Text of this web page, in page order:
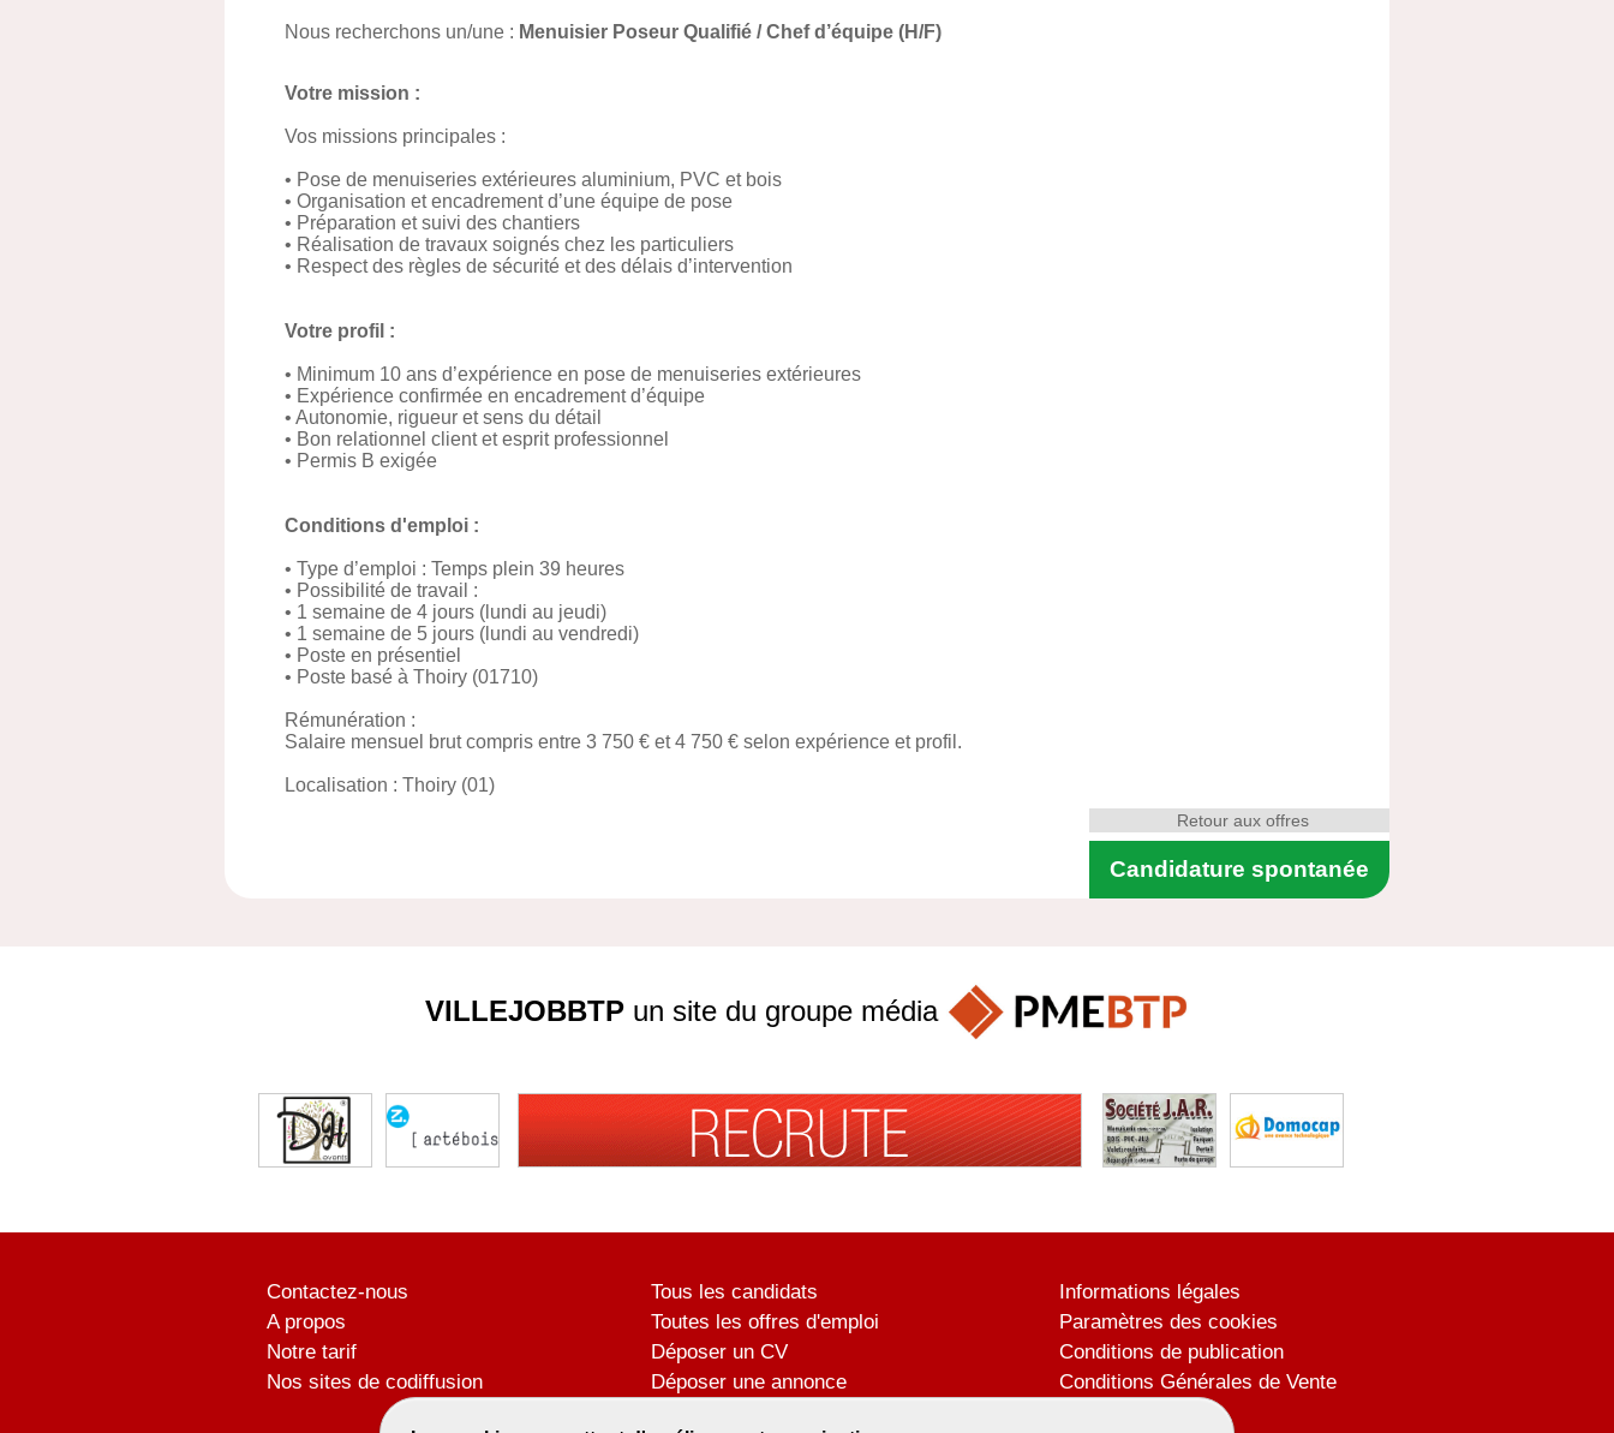
Nous recherchons un/une : Menuisier Poseur Qualifié / Chef d’équipe (H/F)
Votre mission :
Vos missions principales :
• Pose de menuiseries extérieures aluminium, PVC et bois
• Organisation et encadrement d’une équipe de pose
• Préparation et suivi des chantiers
• Réalisation de travaux soignés chez les particuliers
• Respect des règles de sécurité et des délais d’intervention
Votre profil :
• Minimum 10 ans d’expérience en pose de menuiseries extérieures
• Expérience confirmée en encadrement d’équipe
• Autonomie, rigueur et sens du détail
• Bon relationnel client et esprit professionnel
• Permis B exigée
Conditions d'emploi :
• Type d’emploi : Temps plein 39 heures
• Possibilité de travail :
• 1 semaine de 4 jours (lundi au jeudi)
• 1 semaine de 5 jours (lundi au vendredi)
• Poste en présentiel
• Poste basé à Thoiry (01710)
Rémunération :
Salaire mensuel brut compris entre 3 750 € et 4 750 € selon expérience et profil.
Localisation : Thoiry (01)
Candidature spontanée
Retour aux offres
VILLEJOBBTPun site du groupe média
Contactez-nous
A propos
Notre tarif
Nos sites de codiffusion
Tous les candidats
Toutes les offres d'emploi
Déposer un CV
Déposer une annonce
Informations légales
Paramètres des cookies
Conditions de publication
Conditions Générales de Vente